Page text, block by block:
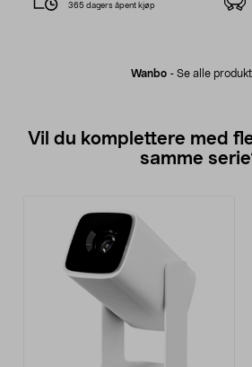
Wanbo - Se alle
365 dagers åpent kjøp
Vil du komplettere med
samme